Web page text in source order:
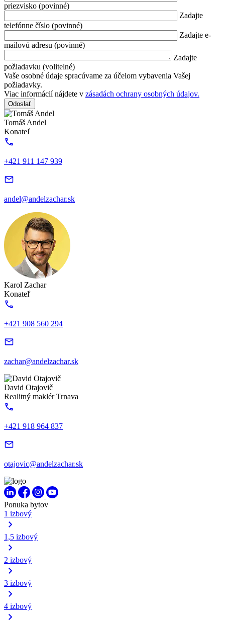
priezvisko (povinné)
Zadajte
telefónne číslo (povinné)
Zadajte e-
mailovú adresu (povinné)
Zadajte
požiadavku (volitelné)
Vaše osobné údaje spracúvame za účelom vybavenia Vašej
požiadavky.
Viac informácií nájdete v zásadách ochrany osobných údajov.
Tomáš Andel
Konateľ
+421 911 147 939
andel@andelzachar.sk
Karol Zachar
Konateľ
+421 908 560 294
zachar@andelzachar.sk
David Otajovič
Realitný maklér Trnava
+421 918 964 837
otajovic@andelzachar.sk
Ponuka bytov
1 izbový
1,5 izbový
2 izbový
3 izbový
4 izbový